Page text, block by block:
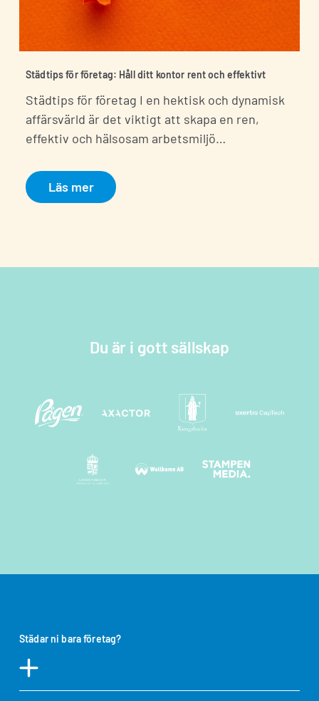
Städtips för företag: Håll ditt kontor rent och effektivt
Städtips för företag I en hektisk och dynamisk
affärsvärld är det viktigt att skapa en ren,
effektiv och hälsosam arbetsmiljö…
Läs mer
Du är i gott sällskap
Städar ni bara företag?